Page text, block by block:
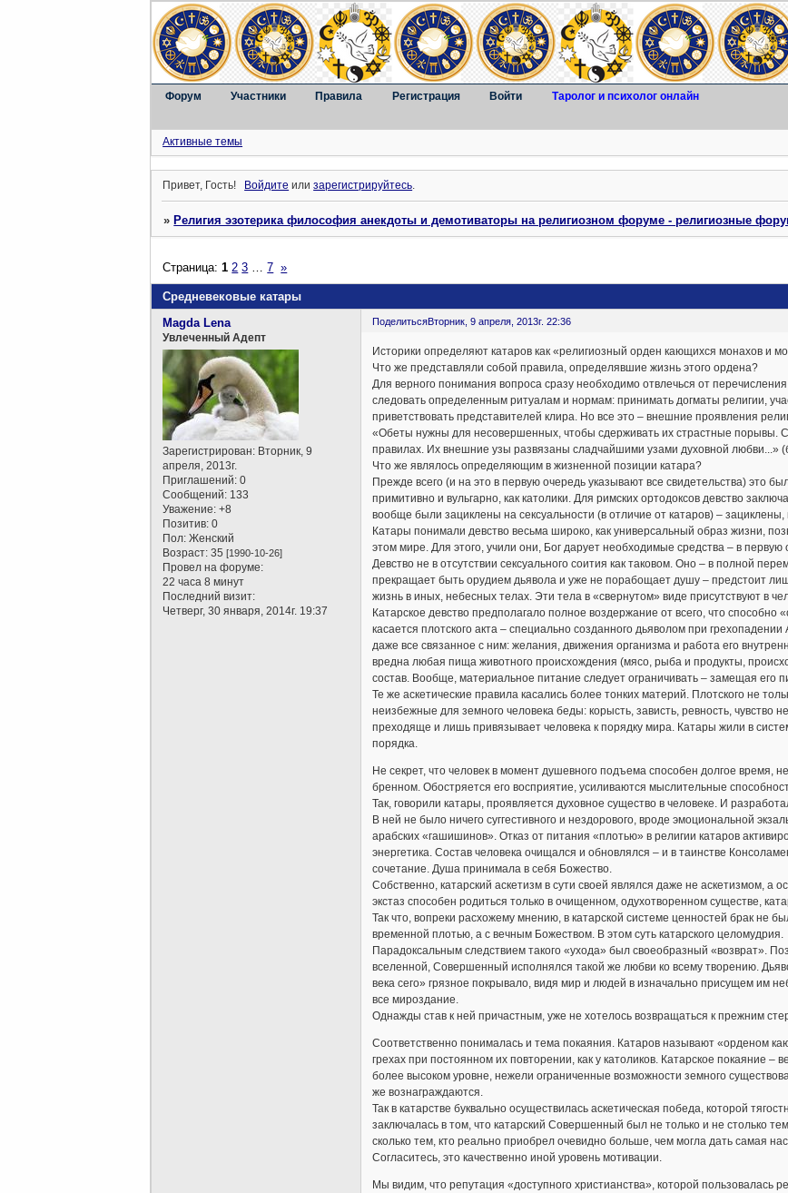
Форум Участники Правила Регистрация Войти Таролог и психолог онлайн
Активные темы
Привет, Гость! Войдите илизарегистрируйтесь.
»Религия эзотерика философия анекдоты и демотиваторы на религиозном форуме - религиозные
Средневековые катары
Страница:1 2 3 7 »
ПоделитьсяВторник, 9 апреля, 2013г. 22:36
Magda Lena
Увлеченный Адепт
Зарегистрирован: Вторник, 9
апреля, 2013г.
Приглашений: 0
Сообщений: 133
Уважение: +8
Позитив: 0
Пол: Женский
Возраст: 35[1990-10-26]
Провел на форуме:
22 часа 8 минут
Последний визит:
Четверг, 30 января, 2014г. 19:37
Историки определяют катаров как «религиозный орден кающихся монахов и
Что же представляли собой правила, определявшие жизнь этого ордена?
Для верного понимания вопроса сразу необходимо отвлечься от
следовать определенным ритуалам и нормам: принимать догматы религии,
приветствовать представителей клира. Но все это – внешние проявления
«Обеты нужны для несовершенных, чтобы сдерживать их страстные порывы.
правилах. Их внешние узы развязаны сладчайшими узами духовной любви...»
Что же являлось определяющим в жизненной позиции катара?
Прежде всего (и на это в первую очередь указывают все свидетельства) это
примитивно и вульгарно, как католики. Для римских ортодоксов девство
вообще были зациклены на сексуальности (в отличие от катаров) –
Катары понимали девство весьма широко, как универсальный образ жизни,
этом мире. Для этого, учили они, Бог дарует необходимые средства – в
Девство не в отсутствии сексуального соития как таковом. Оно – в полной
прекращает быть орудием дьявола и уже не порабощает душу – предстоит
жизнь в иных, небесных телах. Эти тела в «свернутом» виде присутствуют в
Катарское девство предполагало полное воздержание от всего, что
касается плотского акта – специально созданного дьяволом при
даже все связанное с ним: желания, движения организма и работа его
вредна любая пища животного происхождения (мясо, рыба и продукты,
состав. Вообще, материальное питание следует ограничивать – замещая
Те же аскетические правила касались более тонких материй. Плотского не
неизбежные для земного человека беды: корысть, зависть, ревность, чувство
преходяще и лишь привязывает человека к порядку мира. Катары жили в
порядка.
Не секрет, что человек в момент душевного подъема способен долгое
бренном. Обостряется его восприятие, усиливаются мыслительные
Так, говорили катары, проявляется духовное существо в человеке. И
В ней не было ничего суггестивного и нездорового, вроде эмоциональной
арабских «гашишинов». Отказ от питания «плотью» в религии катаров
энергетика. Состав человека очищался и обновлялся – и в таинстве
сочетание. Душа принимала в себя Божество.
Собственно, катарский аскетизм в сути своей являлся даже не аскетизмом,
экстаз способен родиться только в очищенном, одухотворенном существе,
Так что, вопреки расхожему мнению, в катарской системе ценностей брак не
временной плотью, а с вечным Божеством. В этом суть катарского целомудрия.
Парадоксальным следствием такого «ухода» был своеобразный «возврат».
вселенной, Совершенный исполнялся такой же любви ко всему творению.
века сего» грязное покрывало, видя мир и людей в изначально присущем им
все мироздание.
Однажды став к ней причастным, уже не хотелось возвращаться к прежним
Соответственно понималась и тема покаяния. Катаров называют «орденом
грехах при постоянном их повторении, как у католиков. Катарское покаяние
более высоком уровне, нежели ограниченные возможности земного
же вознаграждаются.
Так в катарстве буквально осуществилась аскетическая победа, которой
заключалась в том, что катарский Совершенный был не только и не столько
сколько тем, кто реально приобрел очевидно больше, чем могла дать самая
Согласитесь, это качественно иной уровень мотивации.
Мы видим, что репутация «доступного христианства», которой